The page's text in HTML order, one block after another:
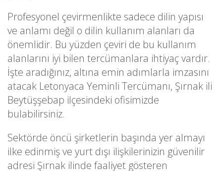
Profesyonel çevirmenlikte sadece dilin yapısı
ve anlamı değil o dilin kullanım alanları da
önemlidir. Bu yüzden çeviri de bu kullanım
alanlarını iyi bilen tercümanlara ihtiyaç vardır.
İşte aradığınız, altına emin adımlarla imzasını
atacak Letonyaca Yeminli Tercümanı, Şırnak ili
Beytüşşebap ilçesindeki ofisimizde
bulabilirsiniz.
Sektörde öncü şirketlerin başında yer almayı
ilke edinmiş ve yurt dışı ilişkilerinizin güvenilir
adresi Şırnak ilinde faaliyet gösteren